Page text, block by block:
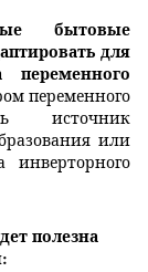
бытовые
для
переменного
источник
или
инверторного
полезна